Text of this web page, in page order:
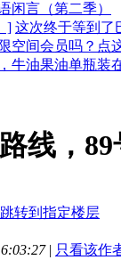
闲言（第二季）
] 这次终于等到了
空间会员吗？点
牛油果油单瓶装
线，
| 只看该作